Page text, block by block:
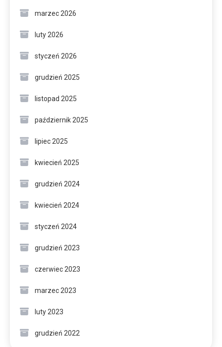
marzec 2026
luty 2026
styczeń 2026
grudzień 2025
listopad 2025
październik 2025
lipiec 2025
kwiecień 2025
grudzień 2024
kwiecień 2024
styczeń 2024
grudzień 2023
czerwiec 2023
marzec 2023
luty 2023
grudzień 2022